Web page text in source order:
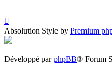
Absolution Style by Premium
Développé parphpBB® Forum